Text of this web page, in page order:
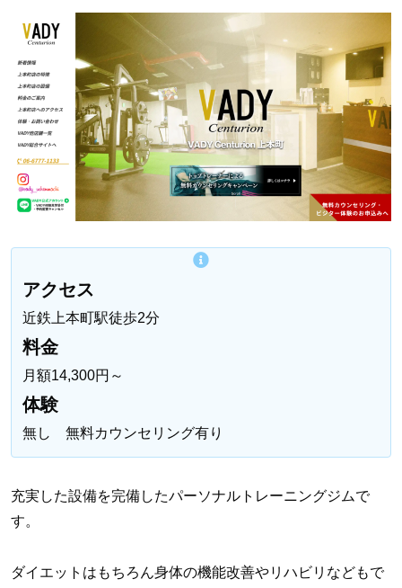
アクセス
近鉄上本町駅徒歩2分
料金
月額14,300円～
体験
無し 無料カウンセリング有り
充実した設備を完備したパーソナルトレーニングジムで
す。
ダイエットはもちろん身体の機能改善やリハビリなどもで